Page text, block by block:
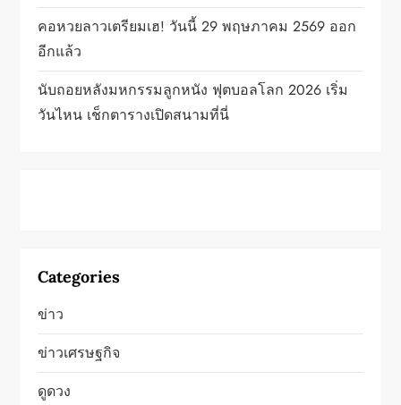
คอหวยลาวเตรียมเฮ! วันนี้ 29 พฤษภาคม 2569 ออก
อีกแล้ว
นับถอยหลังมหกรรมลูกหนัง ฟุตบอลโลก 2026 เริ่ม
วันไหน เช็กตารางเปิดสนามที่นี่
Categories
ข่าว
ข่าวเศรษฐกิจ
ดูดวง